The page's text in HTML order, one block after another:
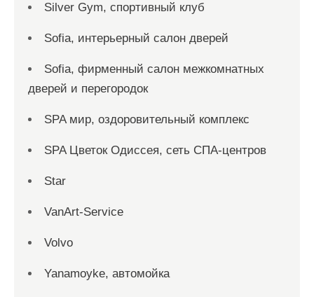
Silver Gym, спортивный клуб
Sofia, интерьерный салон дверей
Sofia, фирменный салон межкомнатных
дверей и перегородок
SPA мир, оздоровительный комплекс
SPA Цветок Одиссея, сеть СПА-центров
Star
VanArt-Service
Volvo
Yanamoyke, автомойка